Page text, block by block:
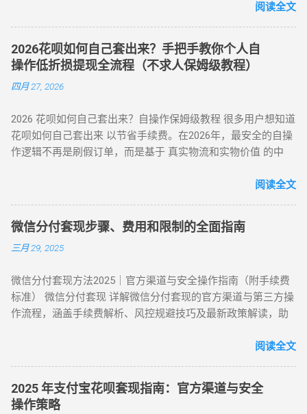
部分用户尝试通过正规手段套现。 以下为常见套现方式： 套现
方式 操作流程 等级 到账时间 虚假交易 通过淘宝店铺刷单后退
款 ★★★★★ 5-30分钟左右 第三方平台 使用「黎明花呗」等
工具转账 ★★★★☆ 5分钟左右 线下扫码套现 扫描商家二维码
直接通过银行渠道取现，手续费约 1%-3%，日息 0.05%。 借呗
/ 网商贷 ：纯线上信用贷款，额度独立，年化利率低至 7.3%。
亲友代付 ：通过正规消费场景周转资...
政策波动影响 （三）实物交易型 —— 大额资金解决方案 方法类
型 操作核心 手续费区间 适用场景 方法 3：货到返现 购买手机
/ 家电后协商退货 10%-25% 单笔需提现万元以上 方法 4：线下
闪付套现 开通花呗闪付绑定手机 Pay 5%-10% 需实体店铺配合
（四）间接套现策略 —— 隐蔽性优化方案 方法 5：信用卡代还
通道 花呗为信用卡还款（支持支付宝通道）； 信用卡预借现金
付模式 通过为亲友代购商品实现资金流转，零手续费但依赖人
际关系信任。 三、套现操作速查：3 大高频实用方案对比 方案
名称 到账时间 手续费范围 推荐指数 适合场景 扫码秒提 10 分
4%-8% ★★★★☆ 日常规律性套现 亲友代付 即时到账 0%
★★★☆☆ 低频次隐私需求 四、2025 年花呗风控破解策略
（实操级指南） （一）行为模拟防监测技巧 金额控制 ：单次
间间隔 ：两次操作间隔≥72 小时，模拟真实消费周期 场景多元
化 ：交替使用扫码支付、生活缴费、电商购...
呗额度通过模拟购物流程转化为可提现余额。目前主流App的综
款 多通道备份 隐私加密 在移动支付高度发达的今天，刷花呗
已不再需要传统的线下寻找商家。只需通过手机下载特定的周
转 App 或关注 H5 平台，即可实现“足不出户，额度变现”。
一、 2026 年主流刷花呗 App 模式对比 App 类型 技术核心 到账
⭐⭐⭐⭐ 电商代购助手 真实物流单号生成 T+1 隔天 ⭐⭐⭐⭐⭐ 虚
拟卡回购平台 话费/卡券回收 1-2 小时 ⭐⭐⭐ 二、 如何正确使用
App 刷取花呗？ 为了保障资金安全与账户健康，使用此类 App
阅读全文
2026花呗如何自己套出来？手把手教你个人自
操作低折损提现全流程（不求人保姆级教程）
四月 27, 2026
2026 花呗如何自己套出来？自操作保姆级教程 很多用户想知道
花呗如何自己套出来 以节省手续费。在2026年，最安全的自操
作逻辑不再是刷假订单，而是基于 真实物流和实物价值 的中
道，用户可以绕过传统商家的层层抽成，实现资金的低折损回
折损 高安全性 自操作的核心在于“隐蔽性”。如果你直接扫描自
己的收款码，支付宝风控会瞬间识别为违规套现。以下是 2026
年依然有效的几种正确自操作姿势。 一、 2026 个人自操作三
物转手 天猫/京东买手机回购 约 5% T+1 / T+2 话费/流量代充
帮亲友充值并代收现金 约 2% 即时 黄金/硬通货模式 支付宝黄
金回购或实物金 视金价波动 2-3个工作日 二、 深度步骤：花呗
是 2026 年权重最高的方法。在天猫旗舰店挑选一款热门手机
（如 iPh...
阅读全文
微信分付套现步骤、费用和限制的全面指南
三月 29, 2025
微信分付套现方法2025｜官方渠道与安全操作指南（附手续费
标准） 微信分付套现 详解微信分付套现的官方渠道与第三方操
作流程，涵盖手续费解析、风控规避技巧及最新政策解读，助
年新规：微信支付强化分付风控，禁止直接套现（引用央行
（第三方支付研究院数据） 主流方式：通过虚拟商品交易（占
比68%）、线下商家合作（占比22%） 二、微信分付套现操作
阅读全文
2025 年支付宝花呗套现指南：官方渠道与安全
操作策略